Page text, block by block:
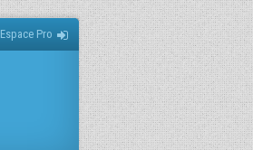
Espace Pro